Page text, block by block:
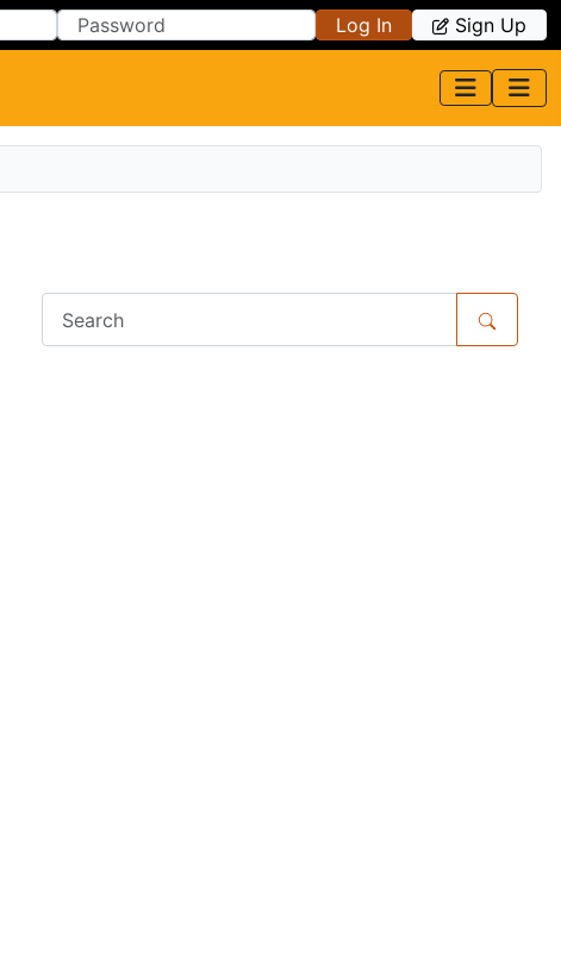
Log In Sign Up